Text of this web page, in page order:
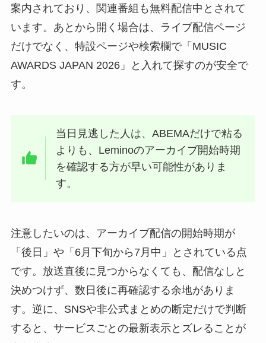
案内されており、関連番組も無料配信中とされて
います。あとから開く場合は、ライブ配信ページ
だけでなく、特設ページや検索欄で「MUSIC
AWARDS JAPAN 2026」と入れて探すのが安全で
す。
当日見逃した人は、ABEMAだけで粘る
よりも、Leminoのアーカイブ開始時期
を確認する方が早い可能性がありま
す。
注意したいのは、アーカイブ配信の開始時期が
「後日」や「6月下旬から7月中」とされている点
です。放送直後に見つからなくても、配信なしと
決めつけず、数日後に再確認する余地がありま
す。逆に、SNSや非公式まとめの断定だけで判断
すると、サービスごとの最新表示とズレることが